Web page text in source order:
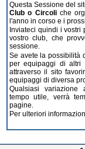
Questa Sessione del
Club o Circoliche
l'anno in corso e i
Inviateci quindi i
vostro club, che
sessione.
Se avete la possibilità
per equipaggi di altri
attraverso il sito
equipaggi di diversa
Qualsiasi variazione
tempo utile, verrà
pagine.
Per ulteriori